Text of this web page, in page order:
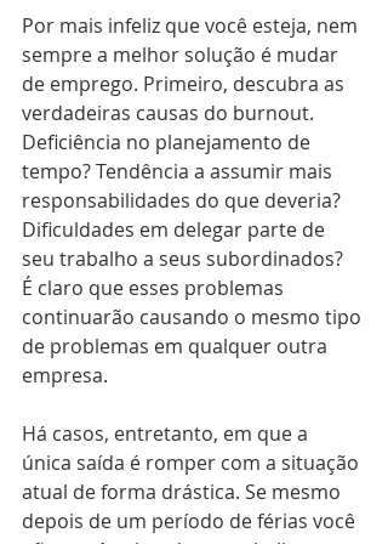
Por mais infeliz que você esteja, nem
sempre a melhor solução é mudar
de emprego. Primeiro, descubra as
verdadeiras causas do burnout.
Deficiência no planejamento de
tempo? Tendência a assumir mais
responsabilidades do que deveria?
Dificuldades em delegar parte de
seu trabalho a seus subordinados?
É claro que esses problemas
continuarão causando o mesmo tipo
de problemas em qualquer outra
empresa.
Há casos, entretanto, em que a
única saída é romper com a situação
atual de forma drástica. Se mesmo
depois de um período de férias você